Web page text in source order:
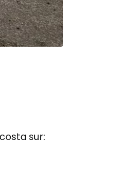
sur: